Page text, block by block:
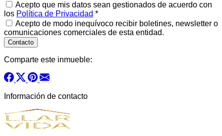
Acepto que mis datos sean gestionados de acuerdo con
los Política de Privacidad *
Acepto de modo inequívoco recibir boletines, newsletter o
comunicaciones comerciales de esta entidad.
Comparte este inmueble:
Información de contacto